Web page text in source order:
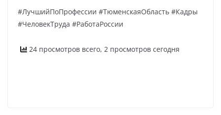
#ЛучшийПоПрофессии #ТюменскаяОбласть #Кадры
#ЧеловекТруда #РаботаРоссии
24 просмотров всего, 2 просмотров сегодня